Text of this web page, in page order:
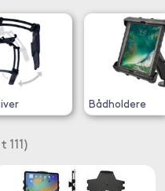
Bådholdere
111)